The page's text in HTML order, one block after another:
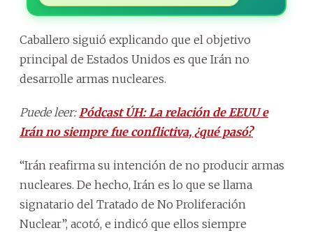
Caballero siguió explicando que el objetivo
principal de Estados Unidos es que Irán no
desarrolle armas nucleares.
Puede leer: Pódcast ÚH: La relación de EEUU e
Irán no siempre fue conflictiva, ¿qué pasó?
“Irán reafirma su intención de no producir armas
nucleares. De hecho, Irán es lo que se llama
signatario del Tratado de No Proliferación
Nuclear”, acotó, e indicó que ellos siempre